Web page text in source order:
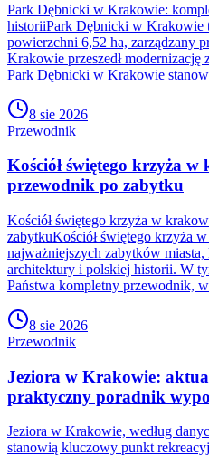
Park Dębnicki w Krakowie:
historiiPark Dębnicki w Krakowie
powierzchni 6,52 ha, zarządzany
Krakowie przeszedł
Park Dębnicki w Krakowie
8 sie 2026
Przewodnik
Kościół świętego krzyża
przewodnik po zabytku
Kościół świętego krzyża w
zabytkuKościół świętego krzyża
najważniejszych zabytków
architektury i polskiej historii. W
Państwa kompletny przewodnik,
8 sie 2026
Przewodnik
Jeziora w Krakowie:
praktyczny poradnik
Jeziora w Krakowie, według
stanowią kluczowy punkt